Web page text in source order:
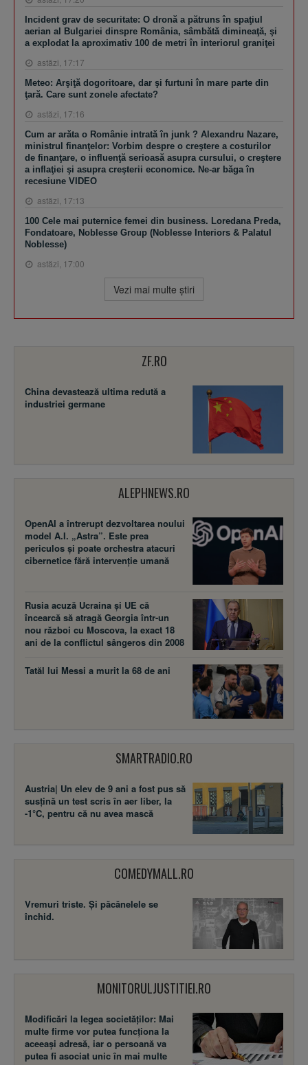
Incident grav de securitate: O dronă a pătruns în spaţiul
aerian al Bulgariei dinspre România, sâmbătă dimineaţă, şi
a explodat la aproximativ 100 de metri în interiorul graniţei
astăzi, 17:17
Meteo: Arşiţă dogoritoare, dar şi furtuni în mare parte din
ţară. Care sunt zonele afectate?
astăzi, 17:16
Cum ar arăta o Românie intrată în junk ? Alexandru Nazare,
ministrul finanţelor: Vorbim despre o creştere a costurilor
de finanţare, o influenţă serioasă asupra cursului, o creştere
a inflaţiei şi asupra creşterii economice. Ne-ar băga în
recesiune VIDEO
astăzi, 17:13
100 Cele mai puternice femei din business. Loredana Preda,
Fondatoare, Noblesse Group (Noblesse Interiors & Palatul
Noblesse)
astăzi, 17:00
Vezi mai multe ştiri
ZF.RO
China devastează ultima redută a
industriei germane
ALEPHNEWS.RO
OpenAI a întrerupt dezvoltarea noului
model A.I. „Astra”. Este prea
periculos și poate orchestra atacuri
cibernetice fără intervenție umană
Rusia acuză Ucraina şi UE că
încearcă să atragă Georgia într-un
nou război cu Moscova, la exact 18
ani de la conflictul sângeros din 2008
Tatăl lui Messi a murit la 68 de ani
SMARTRADIO.RO
Austria| Un elev de 9 ani a fost pus să
susţină un test scris în aer liber, la
-1°C, pentru că nu avea mască
COMEDYMALL.RO
Vremuri triste. Şi păcănelele se
închid.
MONITORULJUSTITIEI.RO
Modificări la legea societăţilor: Mai
multe firme vor putea funcţiona la
aceeaşi adresă, iar o persoană va
putea fi asociat unic în mai multe